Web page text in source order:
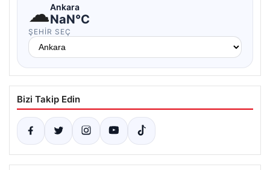
☁Ankara
NaN°C
ŞEHIR SEÇ
Bizi Takip Edin